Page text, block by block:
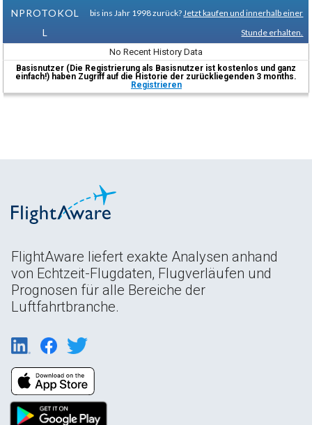
NPROTOKOL
L
bis ins Jahr 1998 zurück? Jetzt kaufen und innerhalb einer
Stunde erhalten.
No Recent History Data
Basisnutzer (Die Registrierung als Basisnutzer ist kostenlos und ganz
einfach!) haben Zugriff auf die Historie der zurückliegenden 3 months.
Registrieren
FlightAware liefert exakte Analysen anhand
von Echtzeit-Flugdaten, Flugverläufen und
Prognosen für alle Bereiche der
Luftfahrtbranche.